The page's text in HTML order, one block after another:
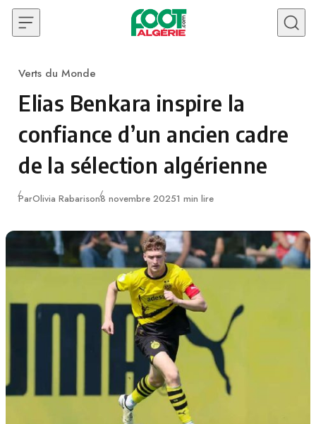
Skip to content
Category
Verts du Monde
Elias Benkara inspire la
confiance d’un ancien cadre
de la sélection algérienne
ParOlivia RabarisonPublié
8 novembre 20251 min lire